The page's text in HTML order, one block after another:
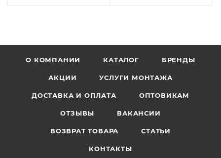
О КОМПАНИИ КАТАЛОГ БРЕНДЫ
АКЦИИ УСЛУГИ МОНТАЖА
ДОСТАВКА И ОПЛАТА ОПТОВИКАМ
ОТЗЫВЫ ВАКАНСИИ
ВОЗВРАТ ТОВАРА СТАТЬИ
КОНТАКТЫ